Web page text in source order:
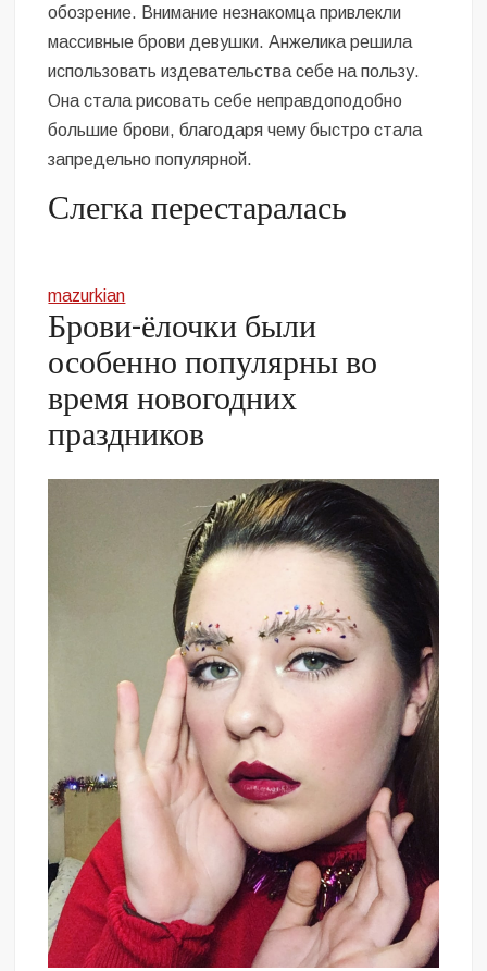
обозрение. Внимание незнакомца привлекли
массивные брови девушки. Анжелика решила
использовать издевательства себе на пользу.
Она стала рисовать себе неправдоподобно
большие брови, благодаря чему быстро стала
запредельно популярной.
Слегка перестаралась
mazurkian
Брови-ёлочки были
особенно популярны во
время новогодних
праздников